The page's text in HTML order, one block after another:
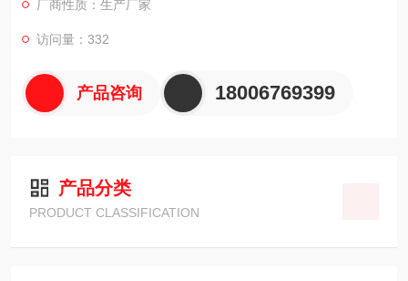
厂商性质：生产厂家
访问量：332
产品咨询 18006769399
产品分类
PRODUCT CLASSIFICATION